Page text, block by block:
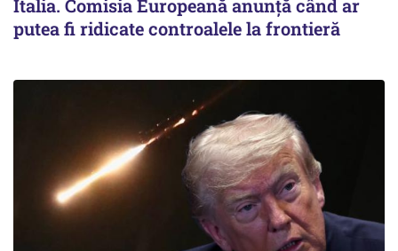
Italia. Comisia Europeană anunță când ar
putea fi ridicate controalele la frontieră